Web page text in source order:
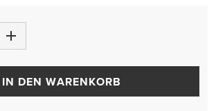
IN DEN WARENKORB